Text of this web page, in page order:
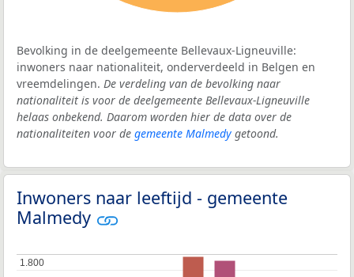
Bevolking in de deelgemeente Bellevaux-Ligneuville:
inwoners naar nationaliteit, onderverdeeld in Belgen en
vreemdelingen. De verdeling van de bevolking naar
nationaliteit is voor de deelgemeente Bellevaux-Ligneuville
helaas onbekend. Daarom worden hier de data over de
nationaliteiten voor de gemeente Malmedy getoond.
Inwoners naar leeftijd - gemeente
Malmedy
1.800
1.800